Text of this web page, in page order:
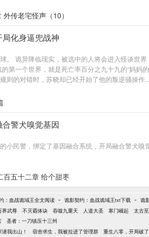
传老宅怪声（10）
化身逼兜战神
。 诡异降临现实，被选中的人将会进入怪谈世
第一个世界，就是死亡率百分之九十九的“妈妈
则的对错时，苏晓却已经开始了他的叛逆骚操
警犬嗅觉基因
小民警，绑定了基因融合系统，开局融合警犬
百五十二章 给个甜枣
：血战诡域王全文阅读 - 诡影契约：血战诡域王txt下载 - 诡
界武尊 不灭霸体诀 吞噬九重天 人道大圣 寒门崛起 太古
圣者：一刀镇压十三州
我出山！ 宿舍求生，我被拉进了管理群 重生八零，开局破